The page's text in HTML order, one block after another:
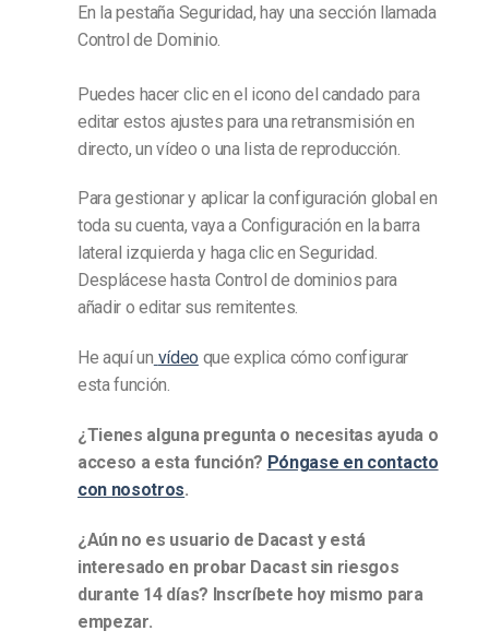
En la pestaña Seguridad, hay una sección llamada
Control de Dominio.
Puedes hacer clic en el icono del candado para
editar estos ajustes para una retransmisión en
directo, un vídeo o una lista de reproducción.
Para gestionar y aplicar la configuración global en
toda su cuenta, vaya a Configuración en la barra
lateral izquierda y haga clic en Seguridad.
Desplácese hasta Control de dominios para
añadir o editar sus remitentes.
He aquí un vídeo que explica cómo configurar
esta función.
¿Tienes alguna pregunta o necesitas ayuda o
acceso a esta función? Póngase en contacto
con nosotros.
¿Aún no es usuario de Dacast y está
interesado en probar Dacast sin riesgos
durante 14 días? Inscríbete hoy mismo para
empezar.